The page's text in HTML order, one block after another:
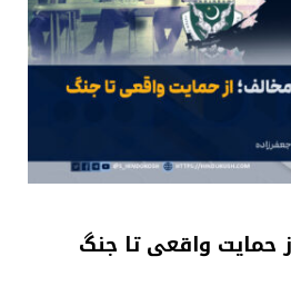
حمایت واقعی تا جنگ